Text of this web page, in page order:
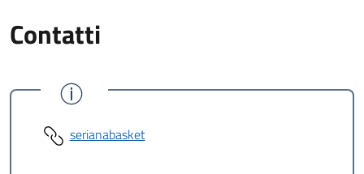
Contatti
serianabasket